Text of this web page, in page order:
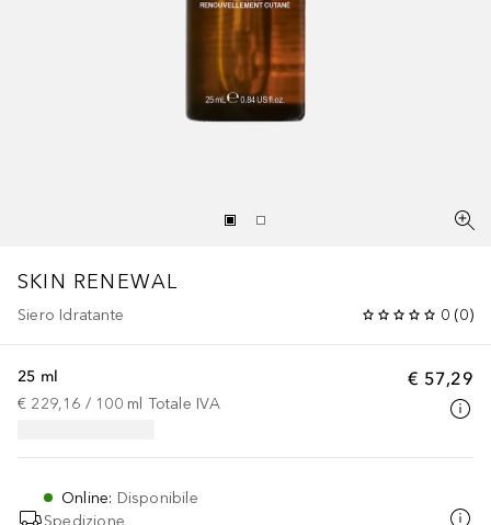
SKIN RENEWAL
Siero Idratante 0 (0)
€ 57,29
25 ml
€ 229,16 / 100 ml Totale IVA
Online: Disponibile
Spedizione